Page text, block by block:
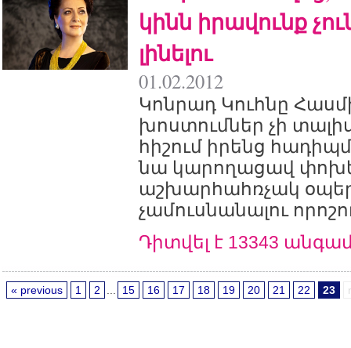
կինն իրավունք
լինելու
01.02.2012
Կոնրադ Կուհնը
խոստումներ չի
հիշում իրենց
նա կարողացավ
աշխարհահռչակ
չամուսնանալու
Դիտվել է 13343
« previous 1 2 15 16 17 18 19 20 21 22 23